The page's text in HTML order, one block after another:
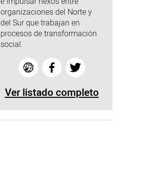
organizaciones del Norte y
del Sur que trabajan en
procesos de transformación
social.
Ver listado completo